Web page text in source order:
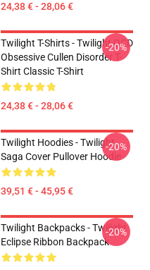
24,38 € - 28,06 €
Twilight T-Shirts - Twilight OCD
Obsessive Cullen Disorder T-
Shirt Classic T-Shirt
24,38 € - 28,06 €
-20%
Twilight Hoodies - Twilight
Saga Cover Pullover Hoodie
39,51 € - 45,95 €
-20%
Twilight Backpacks - Twilight
Eclipse Ribbon Backpack
-20%